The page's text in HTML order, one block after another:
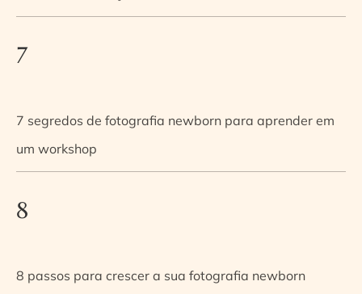
7
7 segredos de fotografia newborn para aprender em
um workshop
8
8 passos para crescer a sua fotografia newborn